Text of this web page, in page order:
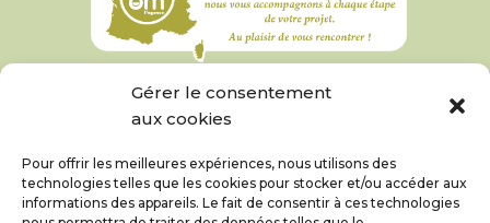
Gérer le consentement
aux cookies
Pour offrir les meilleures expériences, nous utilisons des
technologies telles que les cookies pour stocker et/ou accéder aux
informations des appareils. Le fait de consentir à ces technologies